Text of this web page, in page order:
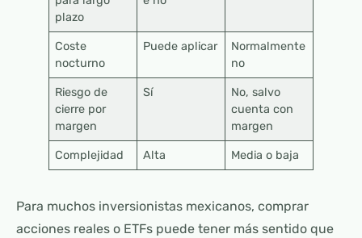
plazo
Coste
nocturno
Puede aplicar
Normalmente
no
Riesgo de
cierre por
margen
Sí
No, salvo
cuenta con
margen
Complejidad Alta Media o baja
Para muchos inversionistas mexicanos, comprar
acciones reales o ETFs puede tener más sentido que